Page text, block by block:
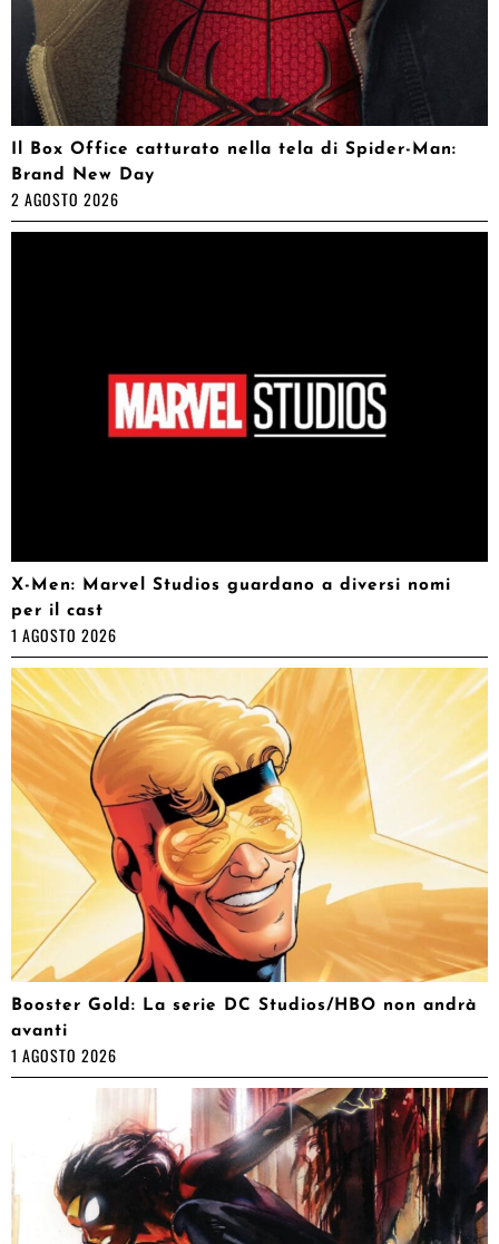
Il Box Office catturato nella tela di Spider-Man:
Brand New Day
2 AGOSTO 2026
X-Men: Marvel Studios guardano a diversi nomi
per il cast
1 AGOSTO 2026
Booster Gold: La serie DC Studios/HBO non andrà
avanti
1 AGOSTO 2026